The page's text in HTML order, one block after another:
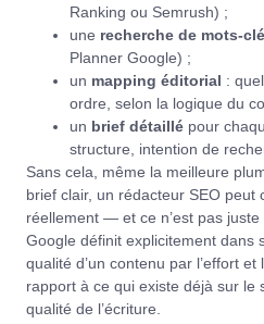
Ranking ou Semrush) ;
une recherche de mots-
Planner Google) ;
un mapping éditorial :
ordre, selon la logique du
un brief détaillé pour
structure, intention de
Sans cela, même la meilleure
brief clair, un rédacteur SEO peut
réellement — et ce n’est pas
Google définit explicitement dans
qualité d’un contenu par l’effort et
rapport à ce qui existe déjà sur le
qualité de l’écriture.